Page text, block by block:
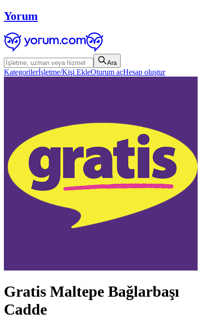
Yorum
Ara
Kategorilerİşletme/Kişi EkleOturum açHesap oluştur
Gratis Maltepe Bağlarbaşı
Cadde